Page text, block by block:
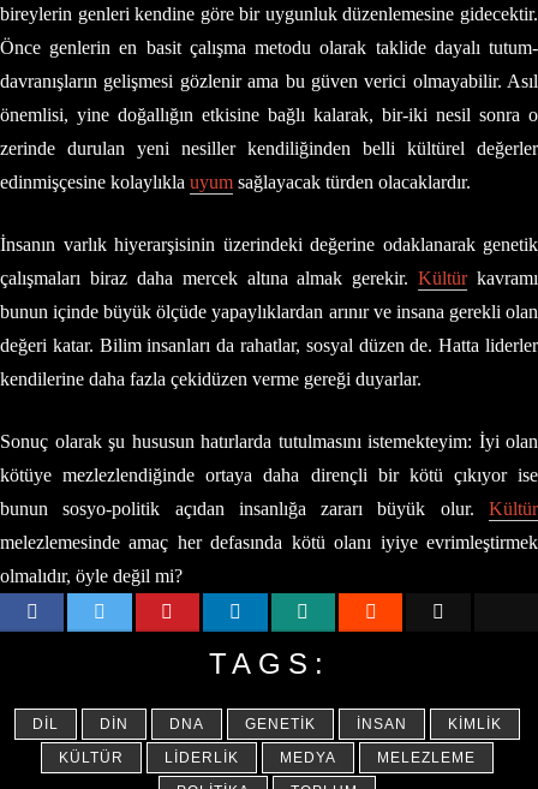
bireylerin genleri kendine göre bir uygunluk düzenlemesine gidecektir.
Önce genlerin en basit çalışma metodu olarak taklide dayalı tutum-
davranışların gelişmesi gözlenir ama bu güven verici olmayabilir. Asıl
önemlisi, yine doğallığın etkisine bağlı kalarak, bir-iki nesil sonra o
zerinde durulan yeni nesiller kendiliğinden belli kültürel değerler
edinmişçesine kolaylıkla uyum sağlayacak türden olacaklardır.
İnsanın varlık hiyerarşisinin üzerindeki değerine odaklanarak genetik
çalışmaları biraz daha mercek altına almak gerekir.Kültürkavramı
bunun içinde büyük ölçüde yapaylıklardan arınır ve insana gerekli olan
değeri katar. Bilim insanları da rahatlar, sosyal düzen de. Hatta liderler
kendilerine daha fazla çekidüzen verme gereği duyarlar.
Sonuç olarak şu hususun hatırlarda tutulmasını istemekteyim: İyi olan
kötüye mezlezlendiğinde ortaya daha dirençli bir kötü çıkıyor ise
bunun sosyo-politik açıdan insanlığa zararı büyük olur. Kültür
melezlemesinde amaç her defasında kötü olanı iyiye evrimleştirmek
olmalıdır, öyle değil mi?
TAGS:
DIL DIN DNA GENETIK İNSAN
KIMLIK
KÜLTÜR
LIDERLIK MEDYA
MELEZLEME